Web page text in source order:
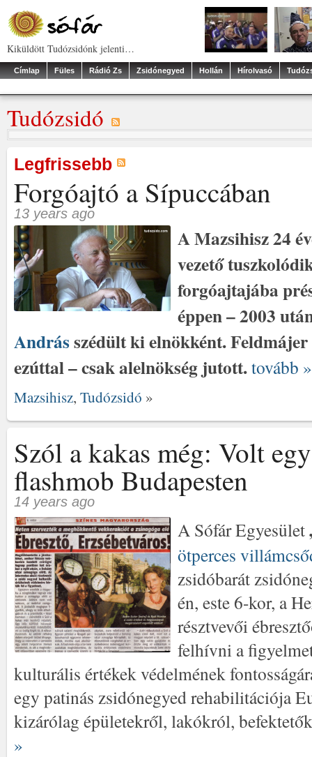
Kiküldött Tudózsidónk jelenti…
Címlap Füles Rádió Zs Zsidónegyed Hollán Hírolvasó
Tudózsidó
Legfrissebb
Forgóajtó a Sípuccában
13 years ago
A Mazsihisz 24
vezető
forgóajtajába
éppen – 2003
Andrásszédült ki elnökként.
ezúttal – csak alelnökség jutott.tovább »
Mazsihisz, Tudózsidó »
Szól a kakas még: Volt
flashmob Budapesten
14 years ago
A Sófár Egyesület
ötperces
zsidóbarát
én, este 6-kor, a
résztvevői
felhívni a
kulturális értékek védelmének
egy patinás zsidónegyed rehabilitációja
kizárólag épületekről, lakókról,
»